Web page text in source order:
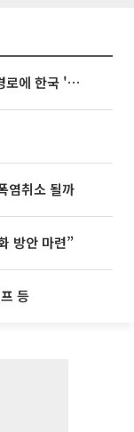
태풍 '돌핀' 이어 '찬홈' 등장…예상 경로에 한국 '한숨'
염취소 될까
방안 마련”
등